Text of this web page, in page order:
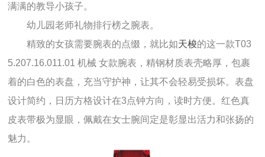
满满的教导小孩子。
幼儿园老师礼物排行榜之腕表。
精致的女孩需要腕表的点缀，就比如天梭的这一款T03
5.207.16.011.01 机械 女款腕表，精钢材质表壳略厚，包裹
着的白色的表盘，充当守护神，让其不会轻易受损坏。表盘
设计简约，日历方格设计在3点钟方向，读时方便。红色真
皮表带极为显眼，佩戴在女士腕间定是彰显出活力和张扬的
魅力。